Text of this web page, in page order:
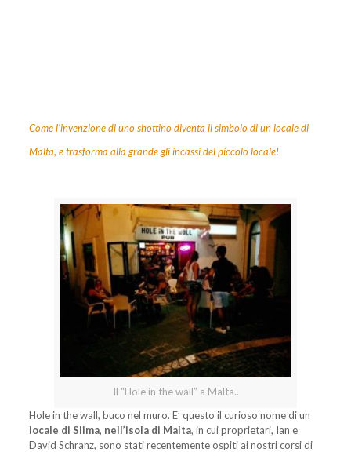
Come l’invenzione di uno shottino diventa il simbolo di un locale di
Malta, e trasforma alla grande gli incassi del piccolo locale!
Il “Hole in the wall” a Malta..
Hole in the wall, buco nel muro. E’ questo il curioso nome di un
locale di Slima, nell’isola di Malta, in cui proprietari, Ian e
David Schranz, sono stati recentemente ospiti ai nostri corsi di